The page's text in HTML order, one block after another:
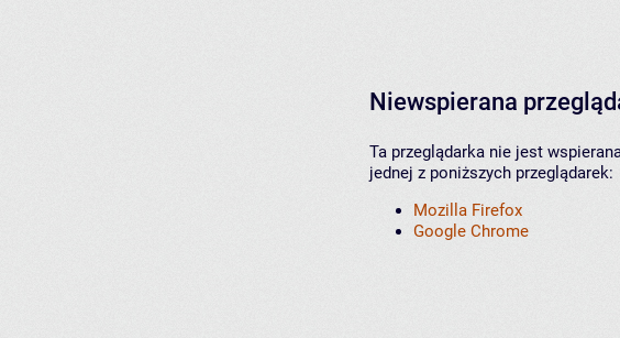
Niewspierana
Ta przeglądarka nie jest
jednej z poniższych przeglądarek:
Mozilla Firefox
Google Chrome